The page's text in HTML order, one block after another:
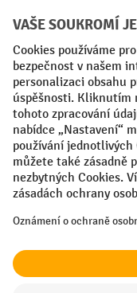
Sociální sítě
Facebook
YouTubeLinkedIn
VODP Otisk
Prohlášení o ochraně
Nastavení ochrany
All prices excl. VAT plus
¹ Sleva platí do vyprodání